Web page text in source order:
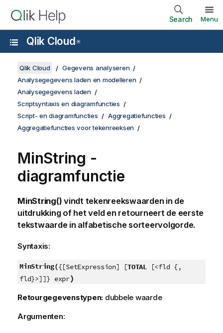
Search Menu
Qlik Cloud ®
Qlik Cloud
Gegevens analyseren
Analysegegevens laden en modelleren
Analysegegevens laden
Scriptsyntaxis en diagramfuncties
Script- en diagramfuncties
Aggregatiefuncties
Aggregatiefuncties voor tekenreeksen
MinString -
diagramfunctie
MinString() vindt tekenreekswaarden in de
uitdrukking of het veld en retourneert de eerste
tekstwaarde in alfabetische sorteervolgorde.
Syntaxis:
MinString({[SetExpression] [TOTAL[<fld {,
fld}>]]} expr)
Retourgegevenstypen: dubbele waarde
Argumenten: